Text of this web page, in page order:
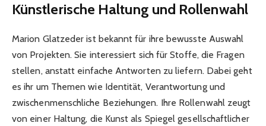
Künstlerische Haltung und Rollenwahl
Marion Glatzeder ist bekannt für ihre bewusste Auswahl
von Projekten. Sie interessiert sich für Stoffe, die Fragen
stellen, anstatt einfache Antworten zu liefern. Dabei geht
es ihr um Themen wie Identität, Verantwortung und
zwischenmenschliche Beziehungen. Ihre Rollenwahl zeugt
von einer Haltung, die Kunst als Spiegel gesellschaftlicher